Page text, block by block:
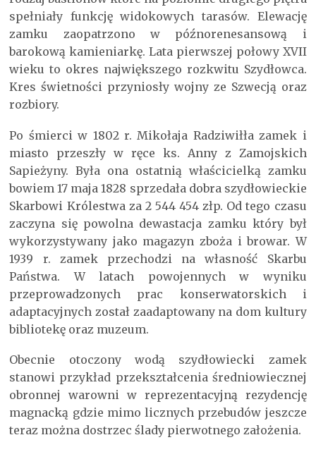
spełniały funkcję widokowych tarasów. Elewację
zamku zaopatrzono w późnorenesansową i
barokową kamieniarkę. Lata pierwszej połowy XVII
wieku to okres największego rozkwitu Szydłowca.
Kres świetności przyniosły wojny ze Szwecją oraz
rozbiory.
Po śmierci w 1802 r. Mikołaja Radziwiłła zamek i
miasto przeszły w ręce ks. Anny z Zamojskich
Sapieżyny. Była ona ostatnią właścicielką zamku
bowiem 17 maja 1828 sprzedała dobra szydłowieckie
Skarbowi Królestwa za 2 544 454 złp. Od tego czasu
zaczyna się powolna dewastacja zamku który był
wykorzystywany jako magazyn zboża i browar. W
1939 r. zamek przechodzi na własność Skarbu
Państwa. W latach powojennych w wyniku
przeprowadzonych prac konserwatorskich i
adaptacyjnych został zaadaptowany na dom kultury
bibliotekę oraz muzeum.
Obecnie otoczony wodą szydłowiecki zamek
stanowi przykład przekształcenia średniowiecznej
obronnej warowni w reprezentacyjną rezydencję
magnacką gdzie mimo licznych przebudów jeszcze
teraz można dostrzec ślady pierwotnego założenia.